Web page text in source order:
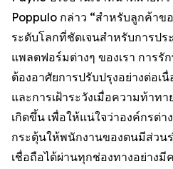
Poppulo กล่าว “สำหรับลูกค้าข
ระดับโลกที่ชัดเจนสำหรับการป
แพลตฟอร์มต่างๆ ของเรา การ
ต้องอาศัยการปรับปรุงอย่างต่อเ
และการเฝ้าระวังเมื่อความท้าท
เกิดขึ้น เพื่อให้แน่ใจว่าองค์กรต่
กระตุ้นให้พนักงานของตนมีส่วน
เชื่อถือได้ผ่านทุกช่องทางอย่าง